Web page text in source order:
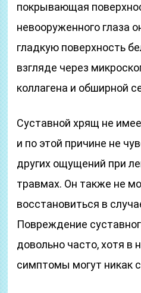
покрывающая
невооруженного глаза
гладкую поверхность
взгляде через
коллагена и обширной
Суставной хрящ не
и по этой причине не
других ощущений при
травмах. Он также не
восстановиться в
Повреждение
довольно часто, хотя в
симптомы могут никак